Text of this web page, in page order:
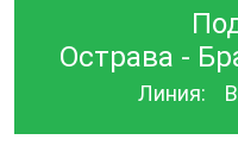
Острава -
Линия: